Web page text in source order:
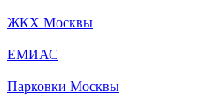
ЖКХ Москвы
ЕМИАС
Парковки Москвы